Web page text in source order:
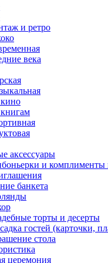
и ретро
века
аксессуары
и комплименты
банкета
торты и десерты
гостей (карточки,
стола
церемония